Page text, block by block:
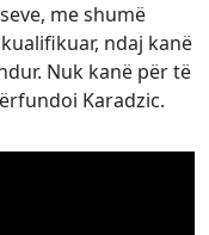
me shumë
ndaj kanë
Nuk kanë për të
Karadzic.